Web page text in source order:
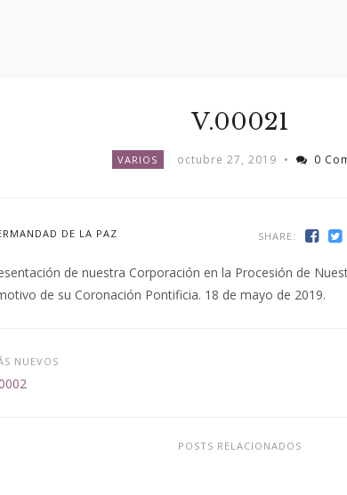
V.00021
VARIOS octubre 27, 2019 • 0
SHARE:
DE LA PAZ
de nuestra Corporación en la Procesión de
de su Coronación Pontificia. 18 de mayo de 2019.
NUEVOS
POSTS RELACIONADOS